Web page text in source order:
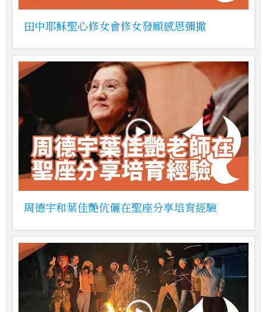
田中耶穌聖心修女會修女發願感恩彌撒
周德宇和葉佳艷伉儷在聖座分享培育經驗